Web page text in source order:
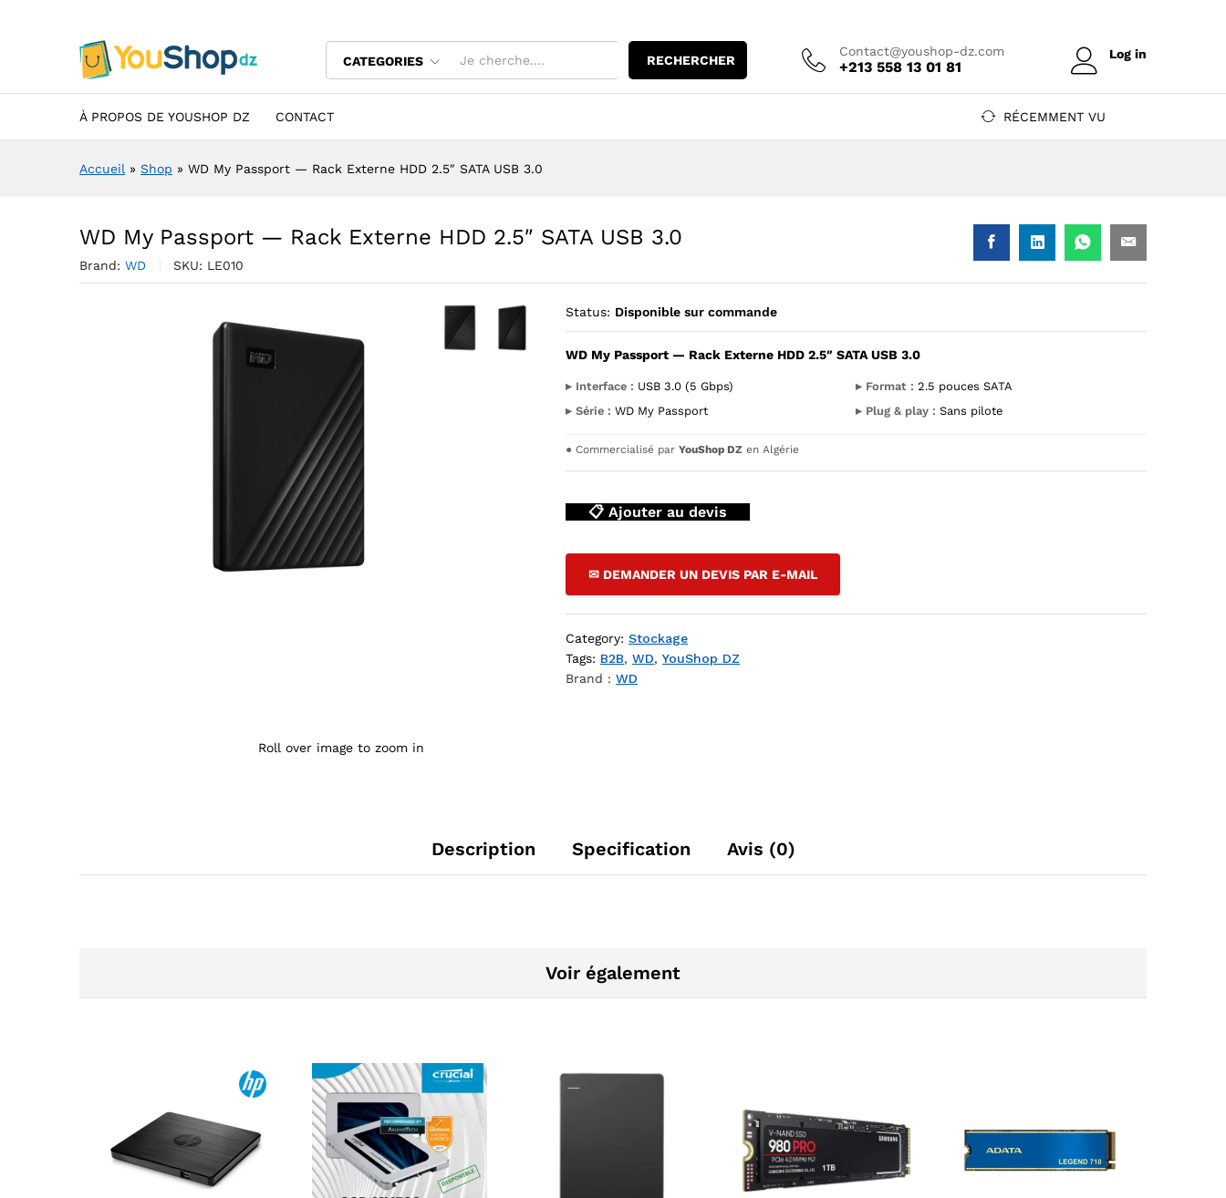
CATEGORIES RECHERCHER
Contact@youshop-dz.com
+213 558 13 01 81
Log in
À PROPOS DE YOUSHOP DZ CONTACT RÉCEMMENT VU
Accueil » Shop » WD My Passport — Rack Externe HDD 2.5″ SATA USB 3.0
WD My Passport — Rack Externe HDD 2.5″ SATA USB 3.0
Brand: WD SKU: LE010
Agrandir l’image : WD My Passport — Rack Externe HDD 2.5" SATA USB 3.0 — YouShop DZ
Agrandir l’image : WD My Passport — Rack Externe HDD 2.5" SATA USB 3.0 — YouShop DZ
Roll over image to zoom in
Status: Disponible sur commande
WD My Passport — Rack Externe HDD 2.5″ SATA USB 3.0
▸ Interface : USB 3.0 (5 Gbps) ▸ Format : 2.5 pouces SATA
▸ Série : WD My Passport ▸ Plug & play : Sans pilote
● Commercialisé parYouShop DZ en Algérie
📋 Ajouter au devis
✉ DEMANDER UN DEVIS PAR E-MAIL
Category:Stockage
Tags: B2B,WD,YouShop DZ
Brand :WD
Description Specification Avis (0)
Voir également